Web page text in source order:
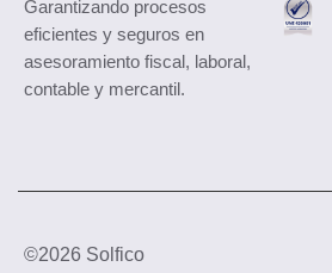
Garantizando procesos
eficientes y seguros en
asesoramiento fiscal, laboral,
contable y mercantil.
©2026 Solfico